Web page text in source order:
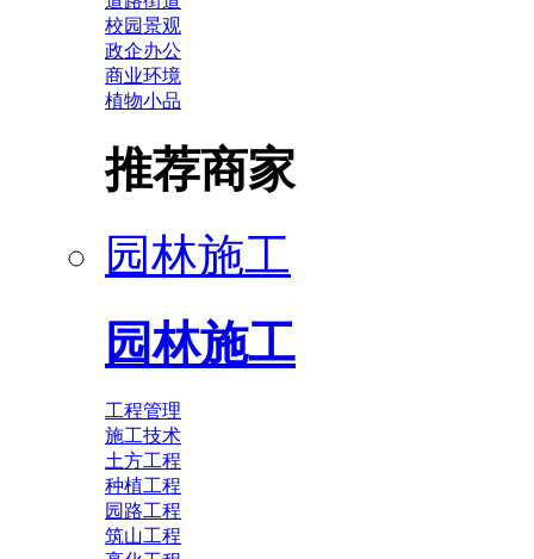
校园景观
政企办公
商业环境
植物小品
推荐商家
园林施工
园林施工
工程管理
施工技术
土方工程
种植工程
园路工程
筑山工程